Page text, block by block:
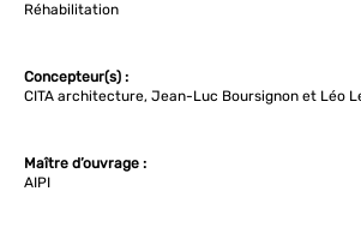
Réhabilitation
Concepteur(s) :
CITA architecture, Jean-Luc Boursignon et Léo
Maître d’ouvrage :
AIPI